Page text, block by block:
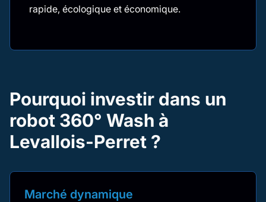
rapide, écologique et économique.
Pourquoi investir dans un
robot 360° Wash à
Levallois-Perret ?
Marché dynamique